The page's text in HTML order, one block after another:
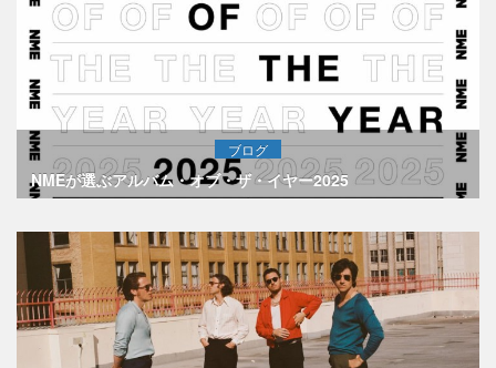
ブログ
NMEが選ぶアルバム・オブ・ザ・イヤー2025